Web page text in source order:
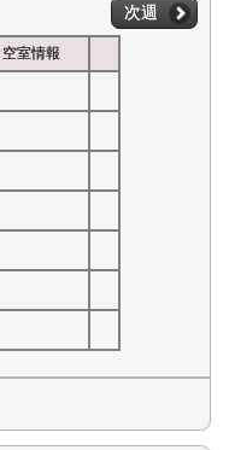
次週
空室情報